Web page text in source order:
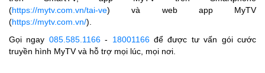
(https://mytv.com.vn/tai-ve) và web app MyTV
(https://mytv.com.vn/).
Gọi ngay 085.585.1166- 18001166để được tư vấn gói cước
truyền hình MyTV và hỗ trợ mọi lúc, mọi nơi.